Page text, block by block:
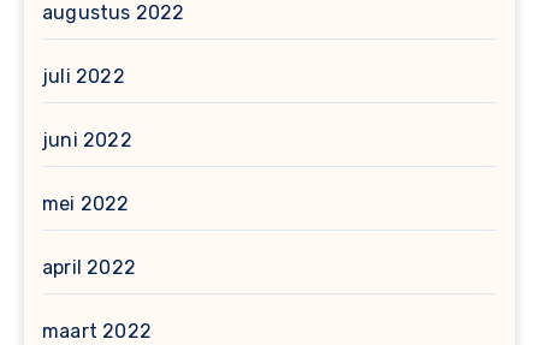
augustus 2022
juli 2022
juni 2022
mei 2022
april 2022
maart 2022